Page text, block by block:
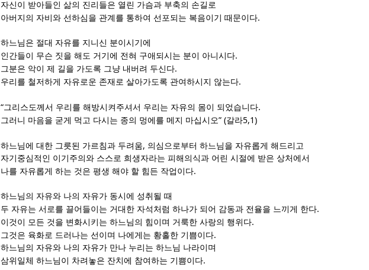
자신이 받아들인 삶의 진리들은 열린 가슴과 부축의 손길로
아버지의 자비와 선하심을 관계를 통하여 선포되는 복음이기 때문이다.
하느님은 절대 자유를 지니신 분이시기에
인간들이 무슨 짓을 해도 거기에 전혀 구애되시는 분이 아니시다.
그분은 악이 제 길을 가도록 그냥 내버려 두신다.
우리를 철저하게 자유로운 존재로 살아가도록 관여하시지 않는다.
“그리스도께서 우리를 해방시켜주셔서 우리는 자유의 몸이 되었습니다.
그러니 마음을 굳게 먹고 다시는 종의 멍에를 메지 마십시오” (갈라5,1)
하느님에 대한 그릇된 가르침과 두려움, 의심으로부터 하느님을 자유롭게 해드리고
자기중심적인 이기주의와 스스로 희생자라는 피해의식과 어린 시절에 받은 상처에서
나를 자유롭게 하는 것은 평생 해야 할 힘든 작업이다.
하느님의 자유와 나의 자유가 동시에 성취될 때
두 자유는 서로를 끌어들이는 거대한 자석처럼 하나가 되어 감동과 전율을 느끼게 한다.
이것이 모든 것을 변화시키는 하느님의 힘이며 거룩한 사랑의 행위다.
그것은 육화로 드러나는 선이며 나에게는 황홀한 기쁨이다.
하느님의 자유와 나의 자유가 만나 누리는 하느님 나라이며
삼위일체 하느님이 차려놓은 잔치에 참여하는 기쁨이다.